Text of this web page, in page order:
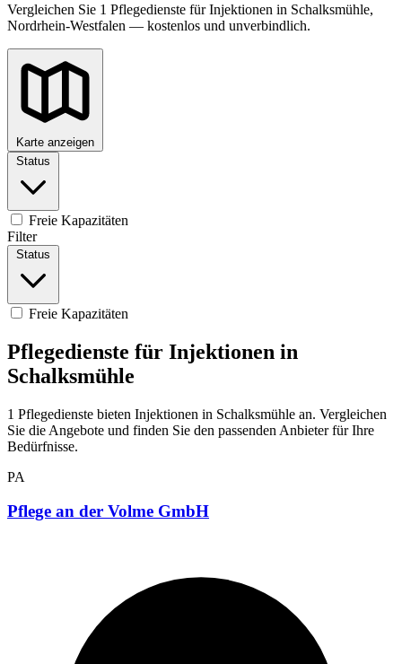
Vergleichen Sie 1 Pflegedienste für Injektionen in Schalksmühle,
Nordrhein-Westfalen — kostenlos und unverbindlich.
Karte anzeigen
Status
Freie Kapazitäten
Filter
Status
Freie Kapazitäten
Pflegedienste für Injektionen in
Schalksmühle
1 Pflegedienste bieten Injektionen in Schalksmühle an. Vergleichen
Sie die Angebote und finden Sie den passenden Anbieter für Ihre
Bedürfnisse.
PA
Pflege an der Volme GmbH